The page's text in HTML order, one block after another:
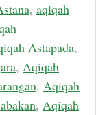
, aqiqah
Astapada,
, Aqiqah
, Aqiqah
, Aqiqah